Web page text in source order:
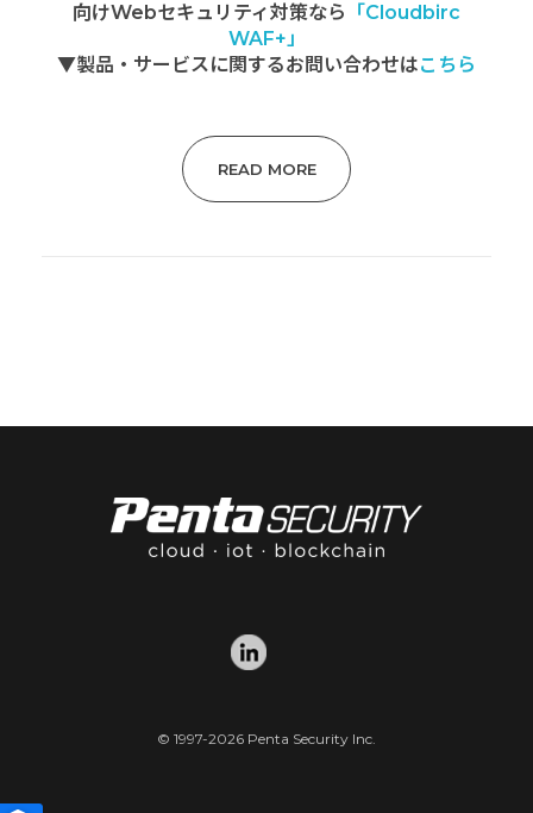
向けWebセキュリティ対策なら
「Cloudbirc
WAF+」
▼製品・サービスに関するお問い合わせはこちら
READ MORE
© 1997-2026 Penta Security Inc.